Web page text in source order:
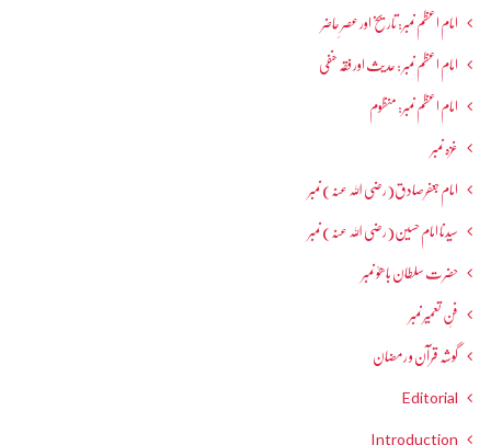
امام اعظم نمبر: تاریخ اور عصرِ حاضر
امام اعظم نمبر : حدیث اور فقہ حنفی
امام اعظم نمبر: منظوم
غزہ نمبر
امام جعفرصادق(رضی اللہ عنہ) نمبر
سیدنا امام حسین(رضی اللہ عنہ) نمبر
حضرت سلطان باھوؒ نمبر
فنِ تعمیر نمبر
گوشہ قرآن و رمضان
Editorial
Introduction